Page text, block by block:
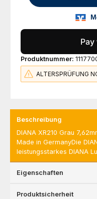
Produktnummer:
ALTERSPRÜFUNG
Beschreibung
DIANA XR210 Grau
Made in GermanyDie
leistungsstarkes DIANA
Eigenschaften
Produktsicherheit